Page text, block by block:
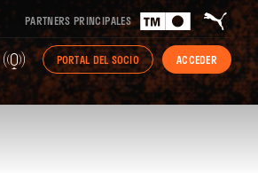
PARTNERS PRINCIPALES
PORTAL DEL SOCIO ACCEDER